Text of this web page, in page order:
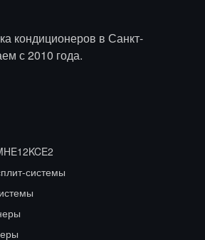
кондиционеров в Санкт-
с 2010 года.
системы